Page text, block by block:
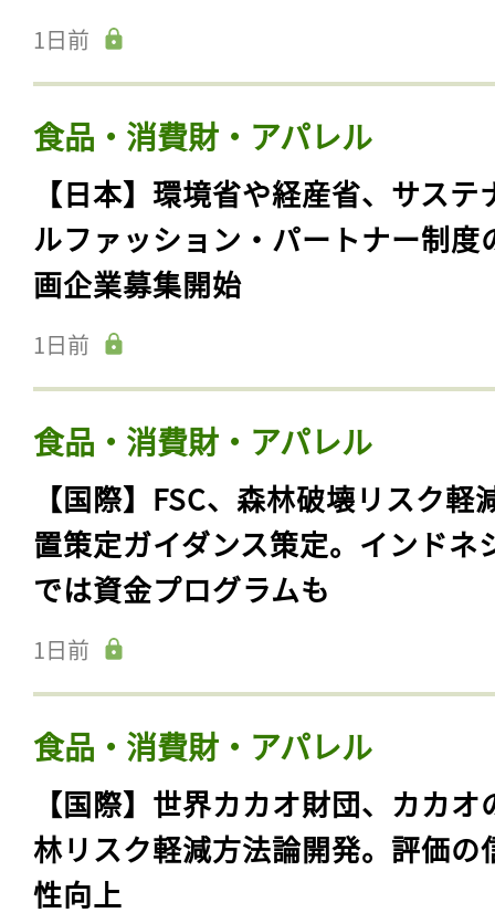
1日前
食品・消費財・アパレル
【日本】環境省や経産省、サステ
ルファッション・パートナー制度
画企業募集開始
1日前
食品・消費財・アパレル
【国際】FSC、森林破壊リスク軽
置策定ガイダンス策定。インドネ
では資金プログラムも
1日前
食品・消費財・アパレル
【国際】世界カカオ財団、カカオ
林リスク軽減方法論開発。評価の
性向上